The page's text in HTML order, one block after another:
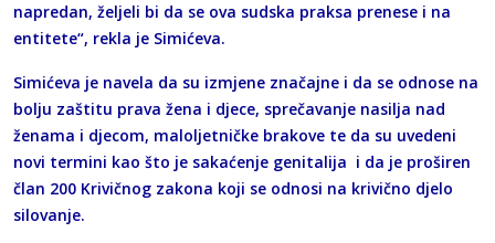
napredan, željeli bi da se ova sudska praksa prenese i na
entitete“, rekla je Simićeva.
Simićeva je navela da su izmjene značajne i da se odnose na
bolju zaštitu prava žena i djece, sprečavanje nasilja nad
ženama i djecom, maloljetničke brakove te da su uvedeni
novi termini kao što je sakaćenje genitalija i da je proširen
član 200 Krivičnog zakona koji se odnosi na krivično djelo
silovanje.